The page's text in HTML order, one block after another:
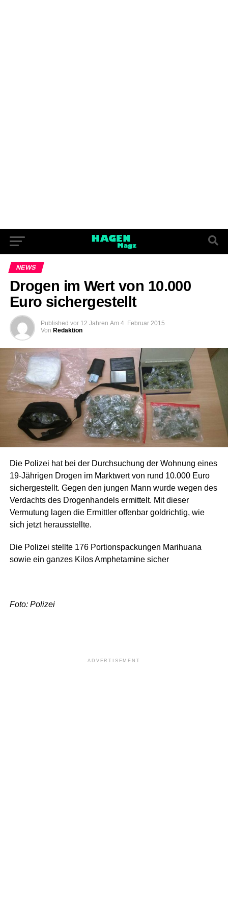
NEWS
Drogen im Wert von 10.000
Euro sichergestellt
Published vor 12 Jahren Am 4. Februar 2015
Von Redaktion
Die Polizei hat bei der Durchsuchung der Wohnung eines
19-Jährigen Drogen im Marktwert von rund 10.000 Euro
sichergestellt. Gegen den jungen Mann wurde wegen des
Verdachts des Drogenhandels ermittelt. Mit dieser
Vermutung lagen die Ermittler offenbar goldrichtig, wie
sich jetzt herausstellte.
Die Polizei stellte 176 Portionspackungen Marihuana
sowie ein ganzes Kilos Amphetamine sicher
Foto: Polizei
ADVERTISEMENT